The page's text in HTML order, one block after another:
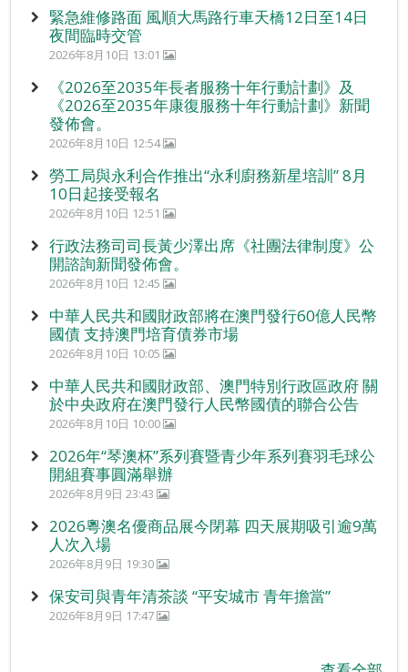
緊急維修路面 風順大馬路行車天橋12日至14日
夜間臨時交管
2026年8月10日 13:01
《2026至2035年長者服務十年行動計劃》及
《2026至2035年康復服務十年行動計劃》新聞
發佈會。
2026年8月10日 12:54
勞工局與永利合作推出“永利廚務新星培訓” 8月
10日起接受報名
2026年8月10日 12:51
行政法務司司長黃少澤出席《社團法律制度》公
開諮詢新聞發佈會。
2026年8月10日 12:45
中華人民共和國財政部將在澳門發行60億人民幣
國債 支持澳門培育債券市場
2026年8月10日 10:05
中華人民共和國財政部、澳門特別行政區政府 關
於中央政府在澳門發行人民幣國債的聯合公告
2026年8月10日 10:00
2026年“琴澳杯”系列賽暨青少年系列賽羽毛球公
開組賽事圓滿舉辦
2026年8月9日 23:43
2026粵澳名優商品展今閉幕 四天展期吸引逾9萬
人次入場
2026年8月9日 19:30
保安司與青年清茶談 “平安城市 青年擔當”
2026年8月9日 17:47